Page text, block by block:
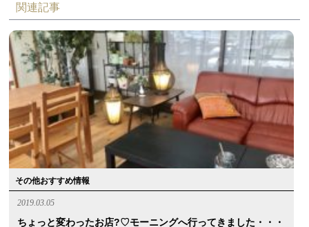
関連記事
その他おすすめ情報
2019.03.05
ちょっと変わったお店?♡モーニングへ行ってきました・・・